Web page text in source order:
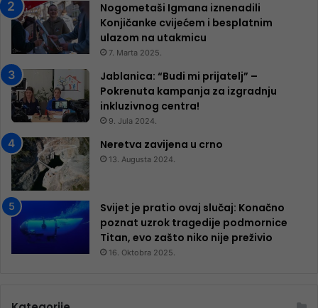
Nogometaši Igmana iznenadili
Konjičanke cvijećem i besplatnim
ulazom na utakmicu
7. Marta 2025.
Jablanica: “Budi mi prijatelj” –
Pokrenuta kampanja za izgradnju
inkluzivnog centra!
9. Jula 2024.
Neretva zavijena u crno
13. Augusta 2024.
Svijet je pratio ovaj slučaj: Konačno
poznat uzrok tragedije podmornice
Titan, evo zašto niko nije preživio
16. Oktobra 2025.